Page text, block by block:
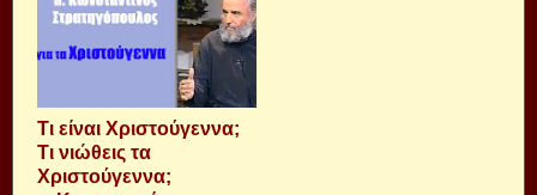
Τι είναι Χριστούγεννα;
Τι νιώθεις τα
Χριστούγεννα;